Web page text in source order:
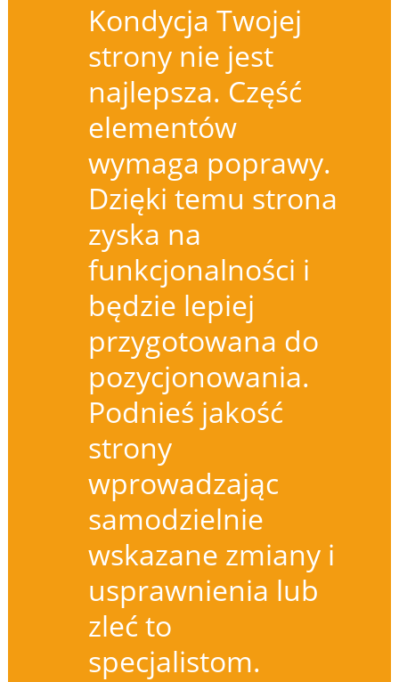
Kondycja Twojej
strony nie jest
najlepsza. Część
elementów
wymaga poprawy.
Dzięki temu strona
zyska na
funkcjonalności i
będzie lepiej
przygotowana do
pozycjonowania.
Podnieś jakość
strony
wprowadzając
samodzielnie
wskazane zmiany i
usprawnienia lub
zleć to
specjalistom.